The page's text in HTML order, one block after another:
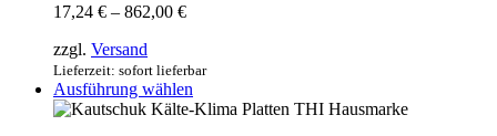
Produktseite
werden
17,24 € – 862,00 €Preisspanne:
862,00 €
zzgl. Versand
Lieferzeit: sofort lieferbar
Ausführung wählen
Produkt